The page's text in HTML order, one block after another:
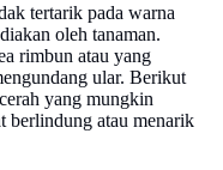
tertarik pada warna
oleh tanaman.
rimbun atau yang
ular. Berikut
yang mungkin
berlindung atau menarik